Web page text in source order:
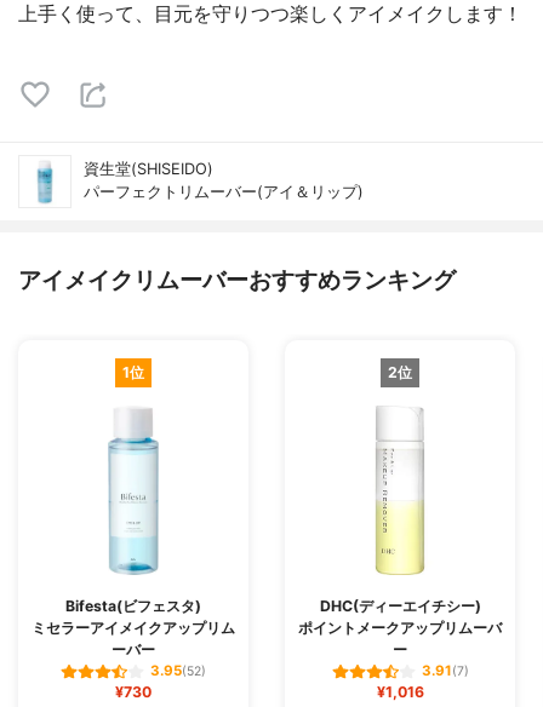
上手く使って、目元を守りつつ楽しくアイメイクします！
資生堂(SHISEIDO)
パーフェクトリムーバー(アイ＆リップ)
アイメイクリムーバーおすすめランキング
1位
Bifesta(ビフェスタ)
ミセラーアイメイクアップリム
ーバー
3.95(52)
¥730
2位
DHC(ディーエイチシー)
ポイントメークアップリムーバ
ー
3.91(7)
¥1,016